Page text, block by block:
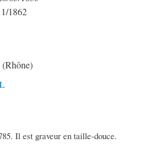
1862
Il est graveur en taille-douce.